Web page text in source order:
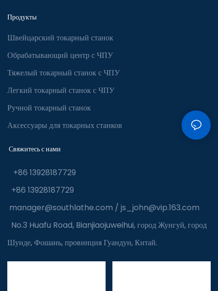
Продукты
Швейцарский токарный станок
Обрабатывающий центр с ЧПУ
Тяжелый токарный станок с ЧПУ
Легкий токарный станок с ЧПУ
Ручной токарный станок
Аксессуары для токарных станков
Свяжитесь с нами
+86 13928187729
+86 13928187729
manager@southlathe.com / js_john@vip.163.com
No.3 Huafu Road, Bianjiaojuweihui, город Жунгуй, город
Шунде, Фошань, провинция Гуандун, Китай.